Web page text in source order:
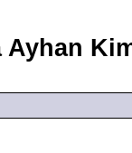
Ayhan